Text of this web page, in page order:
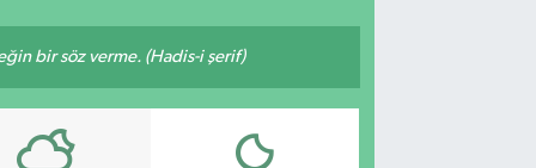
bir söz verme. (Hadis-i şerif)